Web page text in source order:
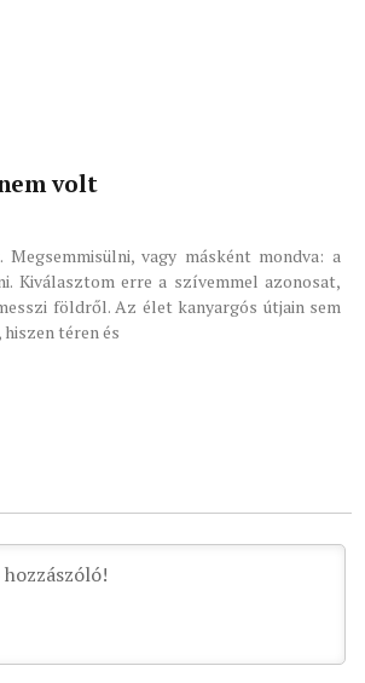
volt
Megsemmisülni, vagy másként mondva: a
Kiválasztom erre a szívemmel azonosat,
földről. Az élet kanyargós útjain sem
téren és